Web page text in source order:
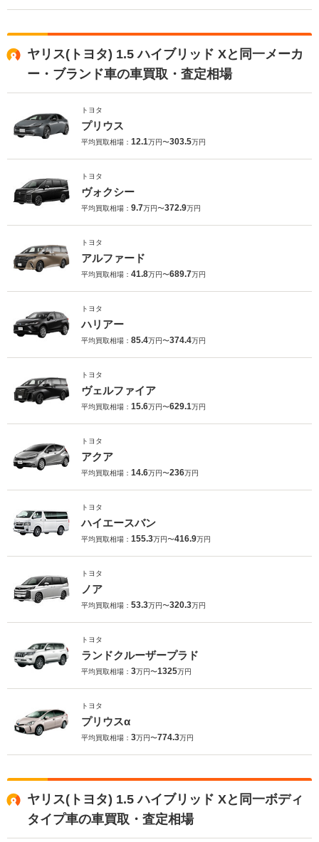
ヤリス(トヨタ) 1.5 ハイブリッド Xと同一メーカ
ー・ブランド車の車買取・査定相場
トヨタ
プリウス
平均買取相場： 12.1万円〜303.5万円
トヨタ
ヴォクシー
平均買取相場： 9.7万円〜372.9万円
トヨタ
アルファード
平均買取相場： 41.8万円〜689.7万円
トヨタ
ハリアー
平均買取相場： 85.4万円〜374.4万円
トヨタ
ヴェルファイア
平均買取相場： 15.6万円〜629.1万円
トヨタ
アクア
平均買取相場： 14.6万円〜236万円
トヨタ
ハイエースバン
平均買取相場： 155.3万円〜416.9万円
トヨタ
ノア
平均買取相場： 53.3万円〜320.3万円
トヨタ
ランドクルーザープラド
平均買取相場： 3万円〜1325万円
トヨタ
プリウスα
平均買取相場： 3万円〜774.3万円
ヤリス(トヨタ) 1.5 ハイブリッド Xと同一ボディ
タイプ車の車買取・査定相場